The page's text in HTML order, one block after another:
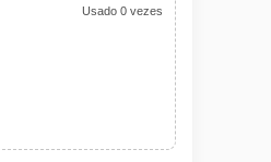
Usado 0 vezes